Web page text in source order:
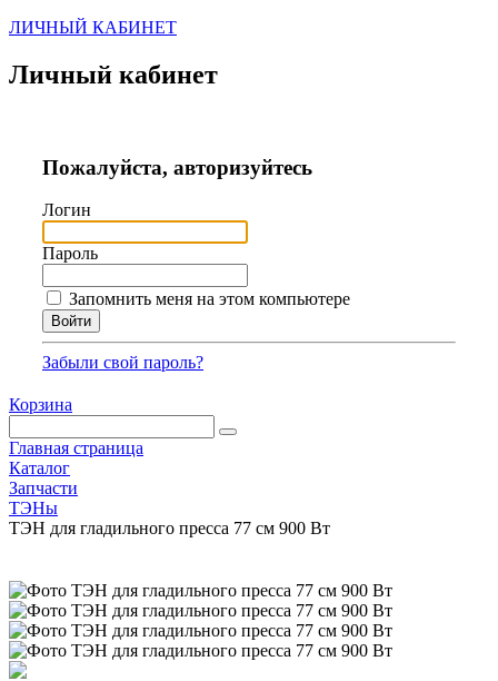
ЛИЧНЫЙ КАБИНЕТ
Личный кабинет
Пожалуйста, авторизуйтесь
Логин
Пароль
Запомнить меня на этом компьютере
Забыли свой пароль?
Корзина
Главная страница
Каталог
Запчасти
ТЭНы
ТЭН для гладильного пресса 77 см 900 Вт